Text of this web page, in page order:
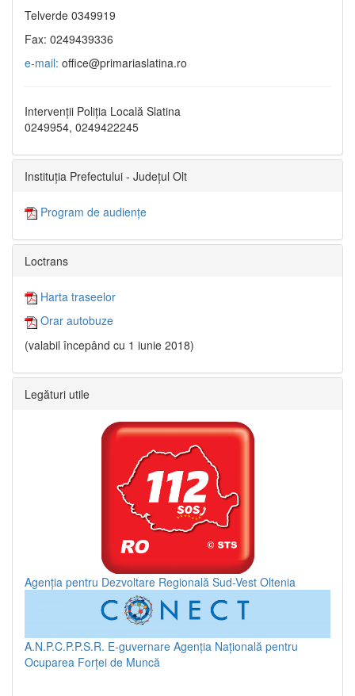
Telverde 0349919
Fax: 0249439336
e-mail: office@primariaslatina.ro
Intervenții Poliția Locală Slatina
0249954, 0249422245
Instituția Prefectului - Județul Olt
Program de audiențe
Loctrans
Harta traseelor
Orar autobuze
(valabil începând cu 1 iunie 2018)
Legături utile
Agenția pentru Dezvoltare Regională Sud-Vest Oltenia
A.N.P.C.P.P.S.R. E-guvernare Agenția Națională pentru
Ocuparea Forței de Muncă